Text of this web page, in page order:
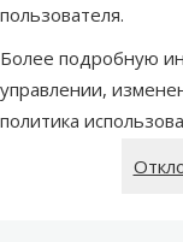
пользователя.
Более подробную
управлении,
политика
Особые
Mēneša
Mēneša lielā akcija